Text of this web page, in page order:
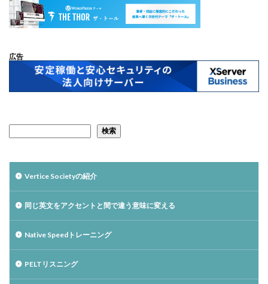
広告
検索
Vertice Societyの紹介
同じ英文をアクセントと間で違う意味に変える
Native Speedトレーニング
PELTリスニング